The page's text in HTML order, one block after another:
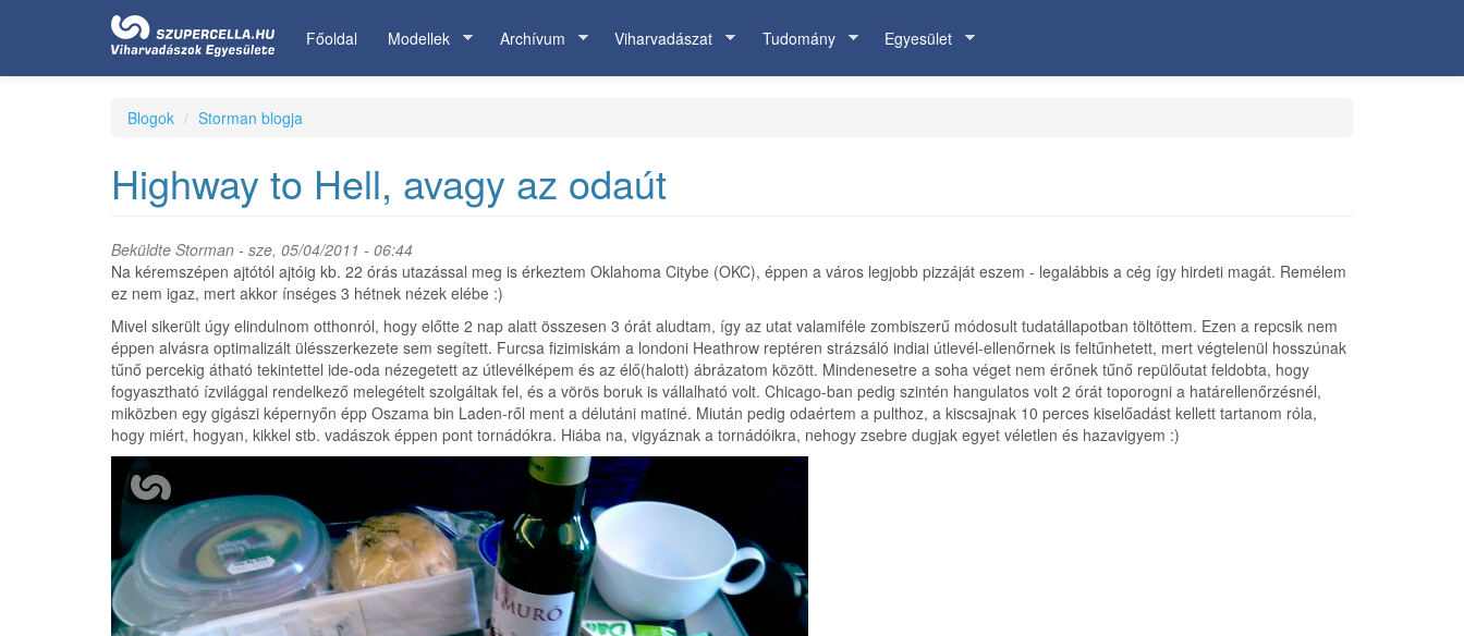
Főoldal Modellek Archívum Viharvadászat Tudomány Egyesület
Blogok Storman blogja
Highway to Hell, avagy az odaút
Beküldte Storman - sze, 05/04/2011 - 06:44
Na kéremszépen ajtótól ajtóig kb. 22 órás utazással meg is érkeztem Oklahoma Citybe (OKC), éppen a város legjobb pizzáját eszem - legalábbis a cég így hirdeti magát. Remélem
ez nem igaz, mert akkor ínséges 3 hétnek nézek elébe :)
Mivel sikerült úgy elindulnom otthonról, hogy előtte 2 nap alatt összesen 3 órát aludtam, így az utat valamiféle zombiszerű módosult tudatállapotban töltöttem. Ezen a repcsik nem
éppen alvásra optimalizált ülésszerkezete sem segített. Furcsa fizimiskám a londoni Heathrow reptéren strázsáló indiai útlevél-ellenőrnek is feltűnhetett, mert végtelenül hosszúnak
tűnő percekig átható tekintettel ide-oda nézegetett az útlevélképem és az élő(halott) ábrázatom között. Mindenesetre a soha véget nem érőnek tűnő repülőutat feldobta, hogy
fogyasztható ízvilággal rendelkező melegételt szolgáltak fel, és a vörös boruk is vállalható volt. Chicago-ban pedig szintén hangulatos volt 2 órát toporogni a határellenőrzésnél,
miközben egy gigászi képernyőn épp Oszama bin Laden-ről ment a délutáni matiné. Miután pedig odaértem a pulthoz, a kiscsajnak 10 perces kiselőadást kellett tartanom róla,
hogy miért, hogyan, kikkel stb. vadászok éppen pont tornádókra. Hiába na, vigyáznak a tornádóikra, nehogy zsebre dugjak egyet véletlen és hazavigyem :)